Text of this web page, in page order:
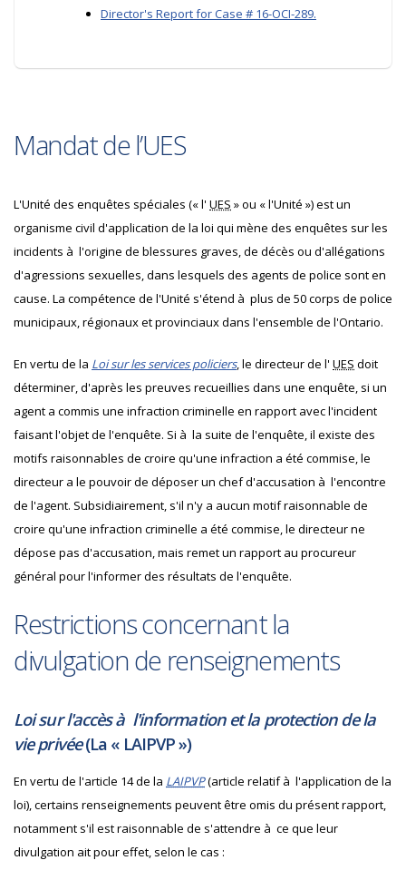
Director's Report for Case # 16-OCI-289.
Mandat de l’UES
L'Unité des enquêtes spéciales (« l' UES » ou « l'Unité ») est un
organisme civil d'application de la loi qui mène des enquêtes sur les
incidents à l'origine de blessures graves, de décès ou d'allégations
d'agressions sexuelles, dans lesquels des agents de police sont en
cause. La compétence de l'Unité s'étend à plus de 50 corps de police
municipaux, régionaux et provinciaux dans l'ensemble de l'Ontario.
En vertu de la Loi sur les services policiers, le directeur de l' UES doit
déterminer, d'après les preuves recueillies dans une enquête, si un
agent a commis une infraction criminelle en rapport avec l'incident
faisant l'objet de l'enquête. Si à la suite de l'enquête, il existe des
motifs raisonnables de croire qu'une infraction a été commise, le
directeur a le pouvoir de déposer un chef d'accusation à l'encontre
de l'agent. Subsidiairement, s'il n'y a aucun motif raisonnable de
croire qu'une infraction criminelle a été commise, le directeur ne
dépose pas d'accusation, mais remet un rapport au procureur
général pour l'informer des résultats de l'enquête.
Restrictions concernant la
divulgation de renseignements
Loi sur l'accès à l'information et la protection de la
vie privée(La « LAIPVP»)
En vertu de l'article 14 de la LAIPVP(article relatif à l'application de la
loi), certains renseignements peuvent être omis du présent rapport,
notamment s'il est raisonnable de s'attendre à ce que leur
divulgation ait pour effet, selon le cas :